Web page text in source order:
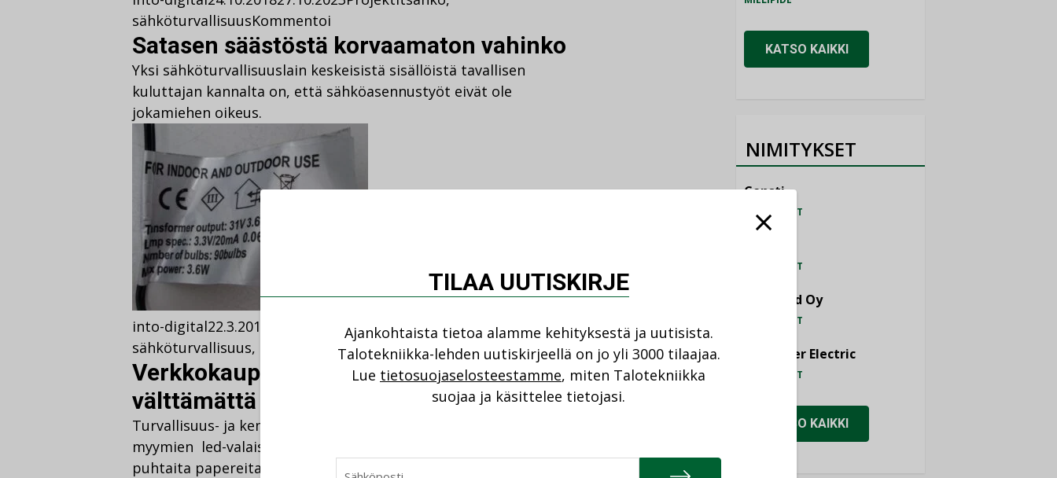
sähköturvallisuusKommentoi
Satasen säästöstä korvaamaton vahinko
Yksi sähköturvallisuuslain keskeisistä sisällöistä tavallisen
kuluttajan kannalta on, että sähköasennustyöt eivät ole
jokamiehen oikeus.
into-digital22.3.2018 Ajankohtaistaled-valot
sähköturvallisuus, vaatimustenmukaisuusKommentoi
Verkkokaupasta ostettu valaisin ei
välttämättä ole turvallinen
Turvallisuus- ja kemikaalivirasto testautti verkkokauppojen
myymien led-valaisinten turvallisuutta: yksikään ei saanut
puhtaita papereita.
KATSO KAIKKI
NIMITYKSET
Consti
NIMITYKSET
NIMITYKSET
Granlund Oy
NIMITYKSET
Schneider Electric
NIMITYKSET
KATSO KAIKKI
TILAA UUTISKIRJE
Ajankohtaista tietoa alamme kehityksestä ja uutisista.
Talotekniikka-lehden uutiskirjeellä on jo yli 3000 tilaajaa.
Lue tietosuojaselosteestamme, miten Talotekniikka
suojaa ja käsittelee tietojasi.